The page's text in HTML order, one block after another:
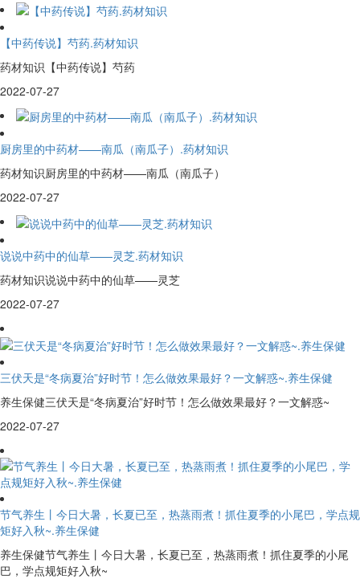
【中药传说】芍药.药材知识
药材知识【中药传说】芍药
2022-07-27
厨房里的中药材——南瓜（南瓜子）.药材知识
药材知识厨房里的中药材——南瓜（南瓜子）
2022-07-27
说说中药中的仙草——灵芝.药材知识
药材知识说说中药中的仙草——灵芝
2022-07-27
三伏天是“冬病夏治”好时节！怎么做效果最好？一文解惑~.养生保健
养生保健三伏天是“冬病夏治”好时节！怎么做效果最好？一文解惑~
2022-07-27
节气养生丨今日大暑，长夏已至，热蒸雨煮！抓住夏季的小尾巴，学点规
矩好入秋~.养生保健
养生保健节气养生丨今日大暑，长夏已至，热蒸雨煮！抓住夏季的小尾
巴，学点规矩好入秋~